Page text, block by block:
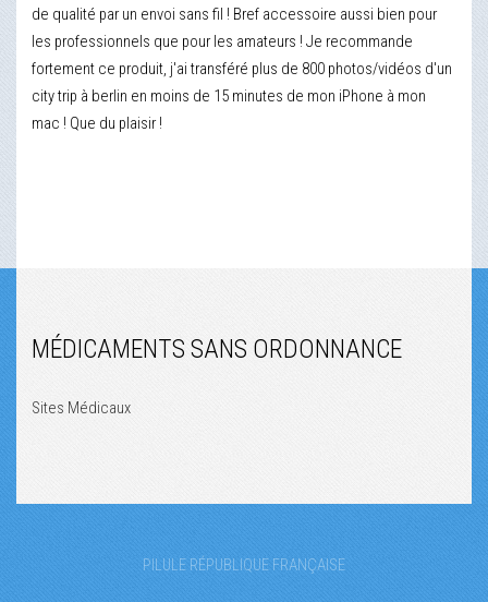
de qualité par un envoi sans fil ! Bref accessoire aussi bien pour
les professionnels que pour les amateurs ! Je recommande
fortement ce produit, j'ai transféré plus de 800 photos/vidéos d'un
city trip à berlin en moins de 15 minutes de mon iPhone à mon
mac ! Que du plaisir !
MÉDICAMENTS SANS ORDONNANCE
Sites Médicaux
PILULE RÉPUBLIQUE FRANÇAISE